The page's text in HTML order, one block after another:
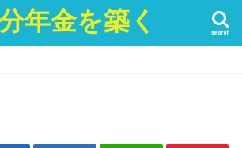
年金を築く search